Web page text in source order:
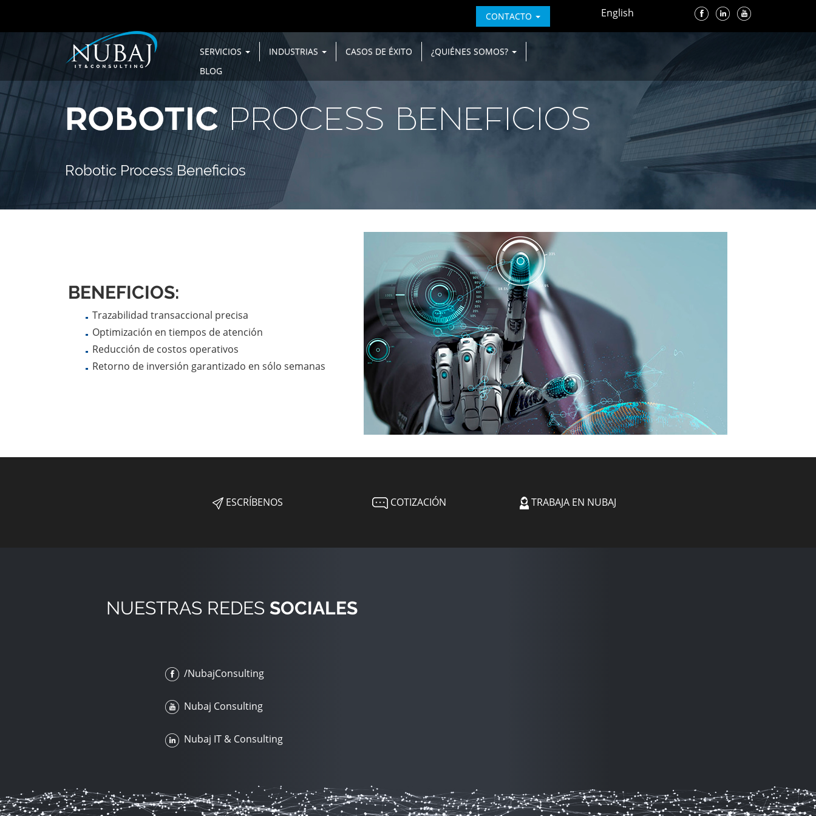
CONTACTO English
SERVICIOS INDUSTRIAS CASOS DE ÉXITO
¿QUIÉNES SOMOS?
BLOG
ROBOTICPROCESS BENEFICIOS
Robotic Process Beneficios
BENEFICIOS:
Trazabilidad transaccional precisa
Optimización en tiempos de atención
Reducción de costos operativos
Retorno de inversión garantizado en sólo semanas
ESCRÍBENOS COTIZACIÓN TRABAJA EN NUBAJ
NUESTRAS REDES SOCIALES
/NubajConsulting
Nubaj Consulting
Nubaj IT & Consulting